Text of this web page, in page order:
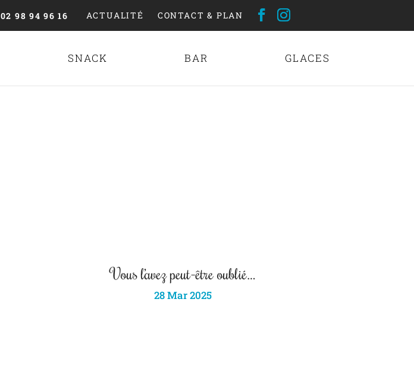
02 98 94 96 16 ACTUALITÉ CONTACT & PLAN
SNACK BAR GLACES
Vous l’avez peut-être oublié…
28 Mar 2025